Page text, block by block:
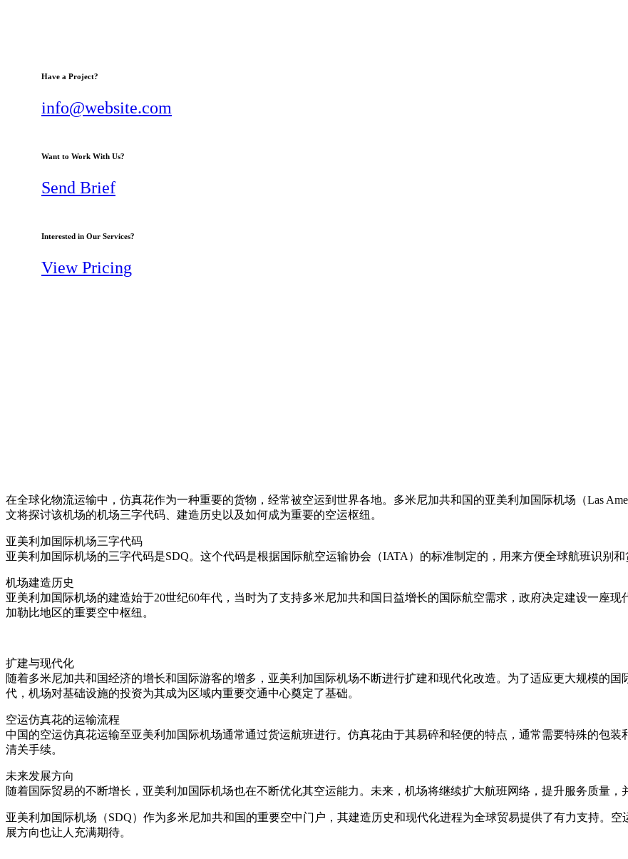
Have a Project?
info@website.com
Want to Work With Us?
Send Brief
Interested in Our Services?
View Pricing
在全球化物流运输中，仿真花作为一种重要的货物，经常被空运到世界各地。多米尼加共和国的亚美利加国际机场（Las
文将探讨该机场的机场三字代码、建造历史以及如何成为重要的空运枢纽。
亚美利加国际机场三字代码
亚美利加国际机场的三字代码是SDQ。这个代码是根据国际航空运输协会（IATA）的标准制定的，用来方便全球航班识别
机场建造历史
亚美利加国际机场的建造始于20世纪60年代，当时为了支持多米尼加共和国日益增长的国际航空需求，政府决定建设一座
加勒比地区的重要空中枢纽。
扩建与现代化
随着多米尼加共和国经济的增长和国际游客的增多，亚美利加国际机场不断进行扩建和现代化改造。为了适应更大规模的
代，机场对基础设施的投资为其成为区域内重要交通中心奠定了基础。
空运仿真花的运输流程
中国的空运仿真花运输至亚美利加国际机场通常通过货运航班进行。仿真花由于其易碎和轻便的特点，通常需要特殊的包
清关手续。
未来发展方向
随着国际贸易的不断增长，亚美利加国际机场也在不断优化其空运能力。未来，机场将继续扩大航班网络，提升服务质量，
亚美利加国际机场（SDQ）作为多米尼加共和国的重要空中门户，其建造历史和现代化进程为全球贸易提供了有力支持。
展方向也让人充满期待。